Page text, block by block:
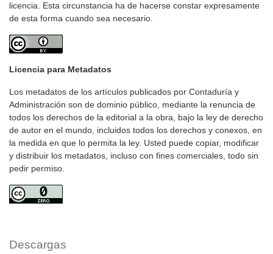
licencia. Esta circunstancia ha de hacerse constar expresamente
de esta forma cuando sea necesario.
Licencia para Metadatos
Los metadatos de los artículos publicados por Contaduría y
Administración son de dominio público, mediante la renuncia de
todos los derechos de la editorial a la obra, bajo la ley de derecho
de autor en el mundo, incluidos todos los derechos y conexos, en
la medida en que lo permita la ley. Usted puede copiar, modificar
y distribuir los metadatos, incluso con fines comerciales, todo sin
pedir permiso.
Descargas